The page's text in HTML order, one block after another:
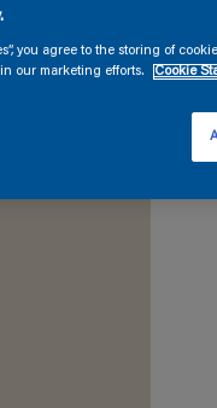
you agree to the storing of
our marketing efforts.
Cookie